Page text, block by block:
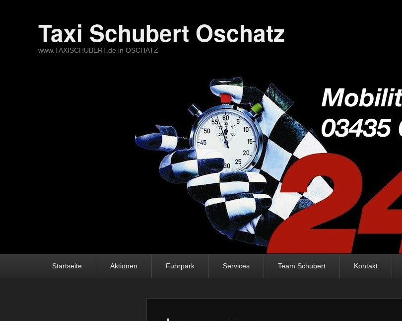
Taxi Schubert Oschatz
www.TAXISCHUBERT.de in OSCHATZ
Startseite Aktionen Fuhrpark Services Team Schubert Kontakt